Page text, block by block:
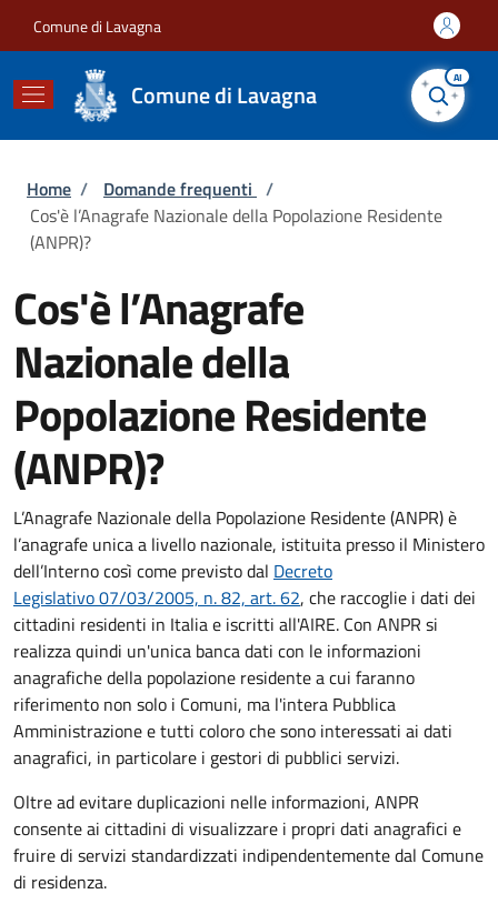
Comune di Lavagna
Comune di Lavagna
AI
Briciole di pane
Home / Domande frequenti /
Cos'è l’Anagrafe Nazionale della Popolazione Residente
(ANPR)?
Cos'è l’Anagrafe
Nazionale della
Popolazione Residente
(ANPR)?
L’Anagrafe Nazionale della Popolazione Residente (ANPR) è
l’anagrafe unica a livello nazionale, istituita presso il Ministero
dell’Interno così come previsto dal Decreto
Legislativo 07/03/2005, n. 82, art. 62, che raccoglie i dati dei
cittadini residenti in Italia e iscritti all'AIRE. Con ANPR si
realizza quindi un'unica banca dati con le informazioni
anagrafiche della popolazione residente a cui faranno
riferimento non solo i Comuni, ma l'intera Pubblica
Amministrazione e tutti coloro che sono interessati ai dati
anagrafici, in particolare i gestori di pubblici servizi.
Oltre ad evitare duplicazioni nelle informazioni, ANPR
consente ai cittadini di visualizzare i propri dati anagrafici e
fruire di servizi standardizzati indipendentemente dal Comune
di residenza.